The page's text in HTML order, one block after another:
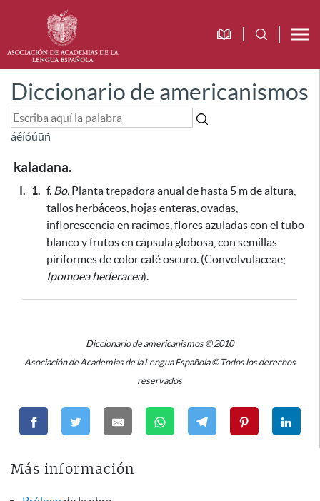
Diccionario de americanismos
áéíóúüñ
kaladana.
I. 1. f. Bo. Planta trepadora anual de hasta 5 m de altura,
tallos herbáceos, hojas enteras, ovadas,
inflorescencia en racimos, flores azuladas con el tubo
blanco y frutos en cápsula globosa, con semillas
piriformes de color café oscuro. (Convolvulaceae;
Ipomoea hederacea).
Diccionario de americanismos © 2010
Asociación de Academias de la Lengua Española © Todos los derechos
reservados
Más información